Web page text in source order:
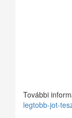
További
legtobb-jot-